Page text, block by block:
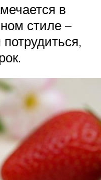
в
стиле –